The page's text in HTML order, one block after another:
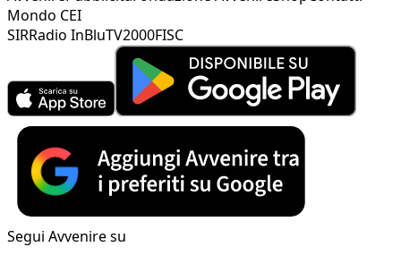
Mondo CEI
SIRRadio InBluTV2000FISC
Segui Avvenire su